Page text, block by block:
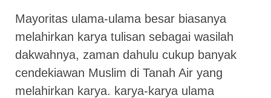
Mayoritas ulama-ulama besar biasanya
melahirkan karya tulisan sebagai wasilah
dakwahnya, zaman dahulu cukup banyak
cendekiawan Muslim di Tanah Air yang
melahirkan karya. karya-karya ulama